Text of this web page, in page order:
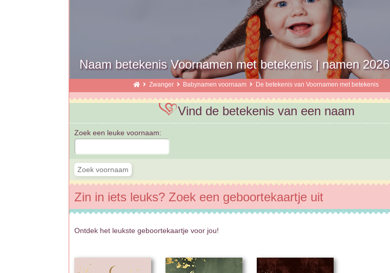
Naam betekenis Voornamen met betekenis | namen 2026
Zwanger Babynamen voornaam De betekenis van Voornamen met betekenis
Vind de betekenis van een naam
Zoek een leuke voornaam:
Zin in iets leuks? Zoek een geboortekaartje uit
Ontdek het leukste geboortekaartje voor jou!